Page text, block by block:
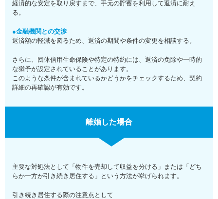
経済的な安定を取り戻すまで、手元の貯蓄を利用して返済に耐え
る。
●金融機関との交渉
返済額の軽減を図るため、返済の期間や条件の変更を相談する。
さらに、団体信用生命保険や特定の特約には、返済の免除や一時的
な猶予が設定されていることがあります。
このような条件が含まれているかどうかをチェックするため、契約
詳細の再確認が有効です。
離婚した場合
主要な対処法として「物件を売却して収益を分ける」または「どち
らか一方が引き続き居住する」という方法が挙げられます。
引き続き居住する際の注意点として